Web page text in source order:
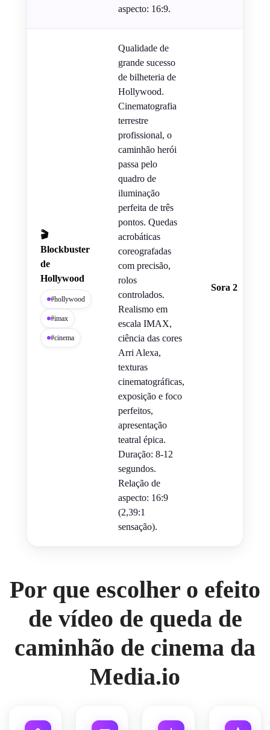
aspecto: 16:9.
🎬
Blockbuster
de
Hollywood
#hollywood
#imax
#cinema
Qualidade de
grande sucesso
de bilheteria de
Hollywood.
Cinematografia
terrestre
profissional, o
caminhão herói
passa pelo
quadro de
iluminação
perfeita de três
pontos. Quedas
acrobáticas
coreografadas
com precisão,
rolos
controlados.
Realismo em
escala IMAX,
ciência das cores
Arri Alexa,
texturas
cinematográficas,
exposição e foco
perfeitos,
apresentação
teatral épica.
Duração: 8-12
segundos.
Relação de
aspecto: 16:9
(2,39:1
sensação).
Sora 2
Por que escolher o efeito
de vídeo de queda de
caminhão de cinema da
Media.io